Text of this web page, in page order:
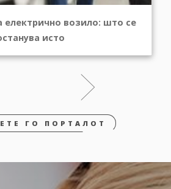
електрично возило: што се
исто
ГО ПОРТАЛОТ